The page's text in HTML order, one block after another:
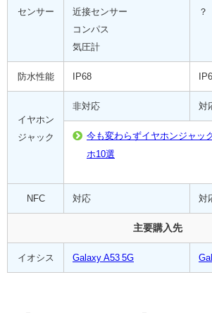
センサー
近接センサー
コンパス
気圧計
？
防水性能 IP68
イヤホン
ジャック
非対応 対
今も変わらずイヤホンジャッ
ホ10選
NFC 対応 対
主要購入先
イオシス Galaxy A53 5G